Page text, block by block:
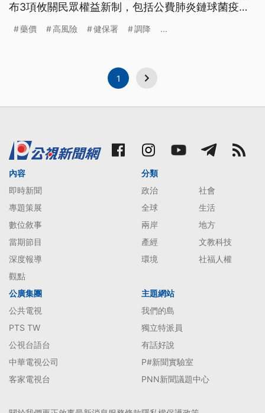
布3項攸關民眾權益新制，包括公費肺炎鏈球菌疫
保給付；以及流感疫情期間，醫療院所可彈性調整特
藥價 高風險 健保署 調降 ...
1
內容
即時新聞
專題策展
數位敘事
當期節目
深度報導
觀點
分類
政治
社會
全球
生活
兩岸
地方
產經
文教科技
環境
社福人權
公廣集團
公共電視
PTS TW
公視台語台
中華電視公司
客家電視台
主題網站
我們的島
獨立特派員
有話好說
P#新聞實驗室
PNN新聞議題中心